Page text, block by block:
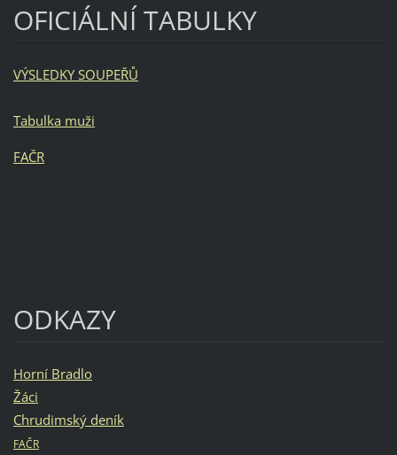
OFICIÁLNÍ TABULKY
VÝSLEDKY SOUPEŘŮ
Tabulka muži
FAČR
ODKAZY
Horní Bradlo
Žáci
Chrudimský deník
FAČR